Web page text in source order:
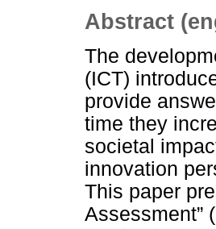
Abstract
The
(ICT)
provide
time they
societal
innovation
This paper
Assessment”